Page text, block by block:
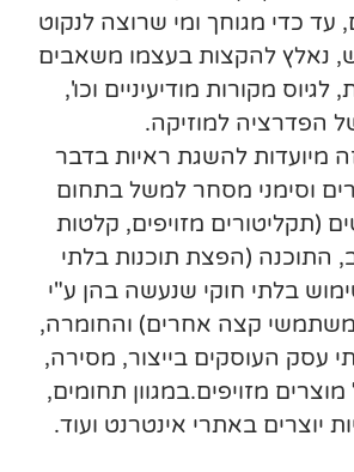
עד כדי מגוחך ומי שרוצה לנקוט
נאלץ להקצות בעצמו משאבים
מקורות מודיעיניים וכו',
הפדרציה למוזיקה.
מיועדות להשגת ראיות בדבר
וסימני מסחר למשל בתחום
(תקליטורים מזויפים, קלטות
התוכנה (הפצת תוכנות בלתי
בלתי חוקי שנעשה בהן ע"י
קצה אחרים) והחומרה,
עסק העוסקים בייצור, מסירה,
מזויפים.במגוון תחומים,
יוצרים באתרי אינטרנט ועוד.